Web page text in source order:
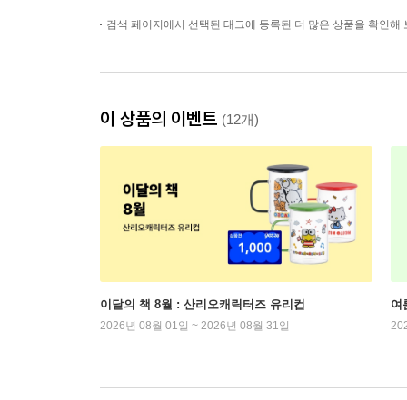
검색 페이지에서 선택된 태그에 등록된 더 많은 상품을 확인해
이 상품의 이벤트 (12개)
이달의 책 8월 : 산리오캐릭터즈 유리컵
2026년 08월 01일 ~ 2026년 08월 31일
여